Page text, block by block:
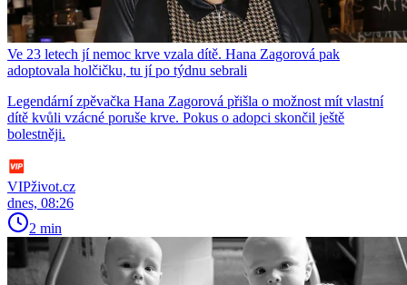
Ve 23 letech jí nemoc krve vzala dítě. Hana Zagorová pak
adoptovala holčičku, tu jí po týdnu sebrali
Legendární zpěvačka Hana Zagorová přišla o možnost mít vlastní
dítě kvůli vzácné poruše krve. Pokus o adopci skončil ještě
bolestněji.
VIPživot.cz
dnes, 08:26
2 min